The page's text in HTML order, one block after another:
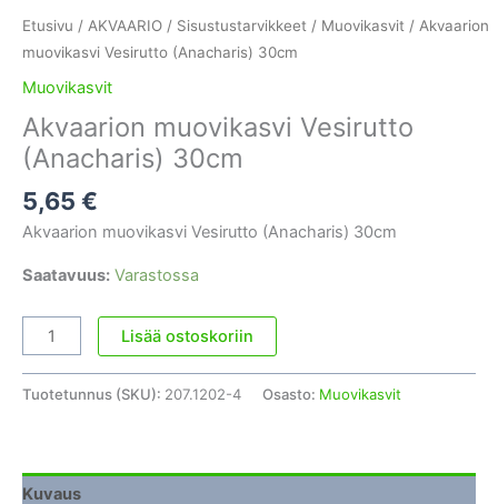
Etusivu / AKVAARIO / Sisustustarvikkeet / Muovikasvit / Akvaarion
muovikasvi Vesirutto (Anacharis) 30cm
Muovikasvit
Akvaarion muovikasvi Vesirutto
(Anacharis) 30cm
5,65 €
Akvaarion muovikasvi Vesirutto (Anacharis) 30cm
Saatavuus: Varastossa
Akvaarion
muovikasvi
Lisää ostoskoriin
Tuotetunnus (SKU): 207.1202-4 Osasto: Muovikasvit
Kuvaus